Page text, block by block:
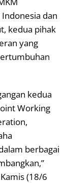
dan
kedua pihak
yang
kedua
Working
berbagai
(18/6